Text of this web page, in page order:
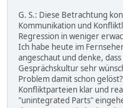
G. S.: Diese Betrachtung
Kommunikation und
Regression in weniger
Ich habe heute im
angeschaut und denke,
Gesprächskultur sehr
Problem damit schon
Konfliktparteien klar und
"unintegrated Parts"